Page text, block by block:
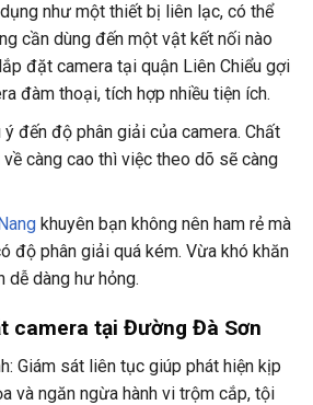
như một thiết bị liên lạc, có thể
cần dùng đến một vật kết nối nào
đặt camera tại quận Liên Chiểu gợi
đàm thoại, tích hợp nhiều tiện ích.
đến độ phân giải của camera. Chất
càng cao thì việc theo dõ sẽ càng
khuyên bạn không nên ham rẻ mà
độ phân giải quá kém. Vừa khó khăn
dễ dàng hư hỏng.
camera tại Đường Đà Sơn
Giám sát liên tục giúp phát hiện kịp
và ngăn ngừa hành vi trộm cắp, tội